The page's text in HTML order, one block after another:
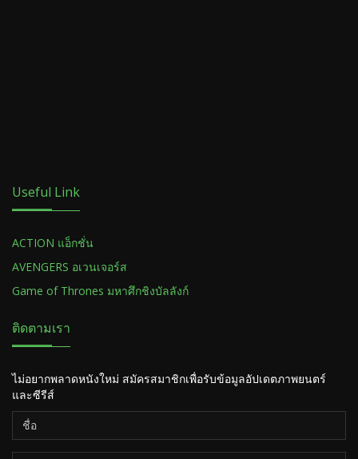
Useful Link
ACTION แอ็กชั่น
AVENGERS อเวนเจอร์ส
Game of Thrones มหาศึกชิงบัลลังก์
ติดตามเรา
ไม่อยากพลาดหนังใหม่ สมัครสมาชิกเพื่อรับข้อมูลอัปเดตภาพยนตร์
และซีรีส์